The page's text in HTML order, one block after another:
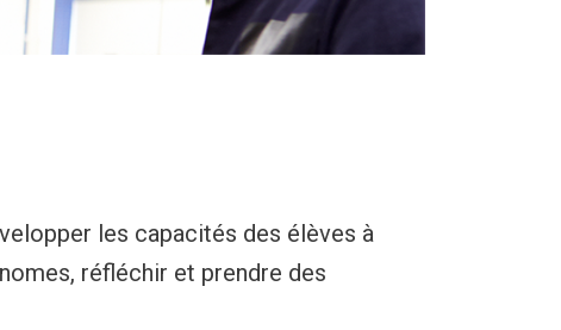
les capacités des élèves à
réfléchir et prendre des